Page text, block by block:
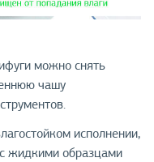
можно снять
чашу
исполнении,
с жидкими образцами